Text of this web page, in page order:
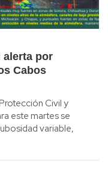
alerta por
Cabos
Civil y
este martes se
variable,